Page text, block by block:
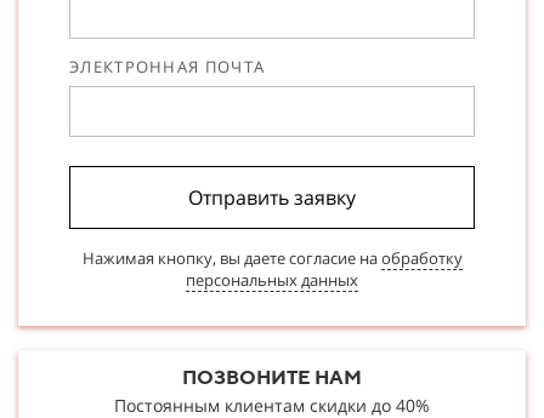
ЭЛЕКТРОННАЯ ПОЧТА
Отправить заявку
Нажимая кнопку, вы даете согласие наобработку
персональных данных
ПОЗВОНИТЕ НАМ
Постоянным клиентам скидки до 40%